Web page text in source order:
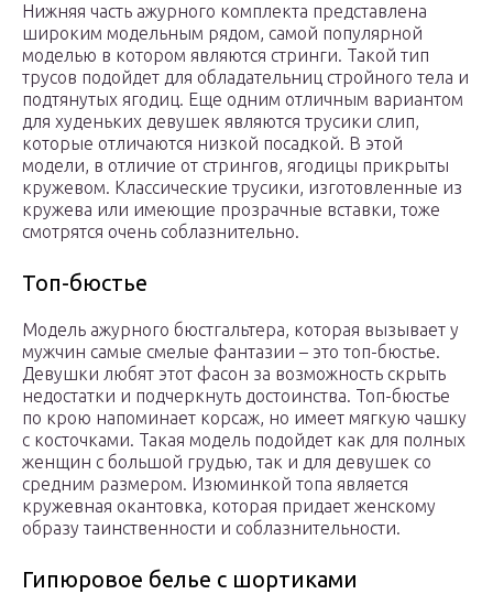
Нижняя часть ажурного комплекта представлена
широким модельным рядом, самой популярной
моделью в котором являются стринги. Такой тип
трусов подойдет для обладательниц стройного тела и
подтянутых ягодиц. Еще одним отличным вариантом
для худеньких девушек являются трусики слип,
которые отличаются низкой посадкой. В этой
модели, в отличие от стрингов, ягодицы прикрыты
кружевом. Классические трусики, изготовленные из
кружева или имеющие прозрачные вставки, тоже
смотрятся очень соблазнительно.
Топ-бюстье
Модель ажурного бюстгальтера, которая вызывает у
мужчин самые смелые фантазии – это топ-бюстье.
Девушки любят этот фасон за возможность скрыть
недостатки и подчеркнуть достоинства. Топ-бюстье
по крою напоминает корсаж, но имеет мягкую чашку
с косточками. Такая модель подойдет как для полных
женщин с большой грудью, так и для девушек со
средним размером. Изюминкой топа является
кружевная окантовка, которая придает женскому
образу таинственности и соблазнительности.
Гипюровое белье с шортиками